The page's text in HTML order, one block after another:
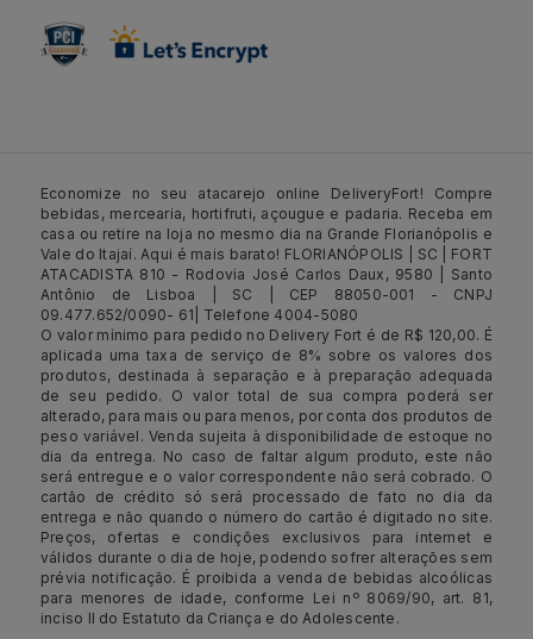
Economize no seu atacarejo online DeliveryFort! Compre
bebidas, mercearia, hortifruti, açougue e padaria. Receba em
casa ou retire na loja no mesmo dia na Grande Florianópolis e
Vale do Itajaí. Aqui é mais barato! FLORIANÓPOLIS | SC | FORT
ATACADISTA 810 - Rodovia José Carlos Daux, 9580 | Santo
Antônio de Lisboa | SC | CEP 88050-001 - CNPJ
09.477.652/0090- 61| Telefone 4004-5080
O valor mínimo para pedido no Delivery Fort é de R$ 120,00. É
aplicada uma taxa de serviço de 8% sobre os valores dos
produtos, destinada à separação e à preparação adequada
de seu pedido. O valor total de sua compra poderá ser
alterado, para mais ou para menos, por conta dos produtos de
peso variável. Venda sujeita à disponibilidade de estoque no
dia da entrega. No caso de faltar algum produto, este não
será entregue e o valor correspondente não será cobrado. O
cartão de crédito só será processado de fato no dia da
entrega e não quando o número do cartão é digitado no site.
Preços, ofertas e condições exclusivos para internet e
válidos durante o dia de hoje, podendo sofrer alterações sem
prévia notificação. É proibida a venda de bebidas alcoólicas
para menores de idade, conforme Lei nº 8069/90, art. 81,
inciso II do Estatuto da Criança e do Adolescente.